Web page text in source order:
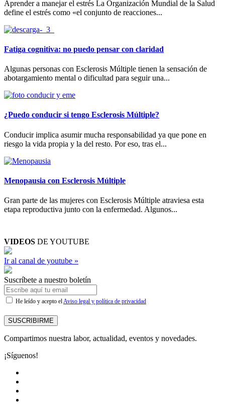
Aprender a manejar el estrés La Organización Mundial de la Salud
define el estrés como «el conjunto de reacciones...
Fatiga cognitiva: no puedo pensar con claridad
Algunas personas con Esclerosis Múltiple tienen la sensación de
abotargamiento mental o dificultad para seguir una...
¿Puedo conducir si tengo Esclerosis Múltiple?
Conducir implica asumir mucha responsabilidad ya que pone en
riesgo la vida propia y la del resto. Por eso, tras el...
Menopausia con Esclerosis Múltiple
Gran parte de las mujeres con Esclerosis Múltiple atraviesa esta
etapa reproductiva junto con la enfermedad. Algunos...
VIDEOS DE YOUTUBE
Ir al canal de youtube »
Suscríbete a nuestro boletín
He leído y acepto elAviso legal y política de privacidad
SUSCRIBIRME
Compartimos nuestra labor, actualidad, eventos y novedades.
¡Síguenos!